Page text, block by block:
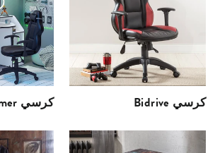
Gamer كرسي Bidrive كرسي